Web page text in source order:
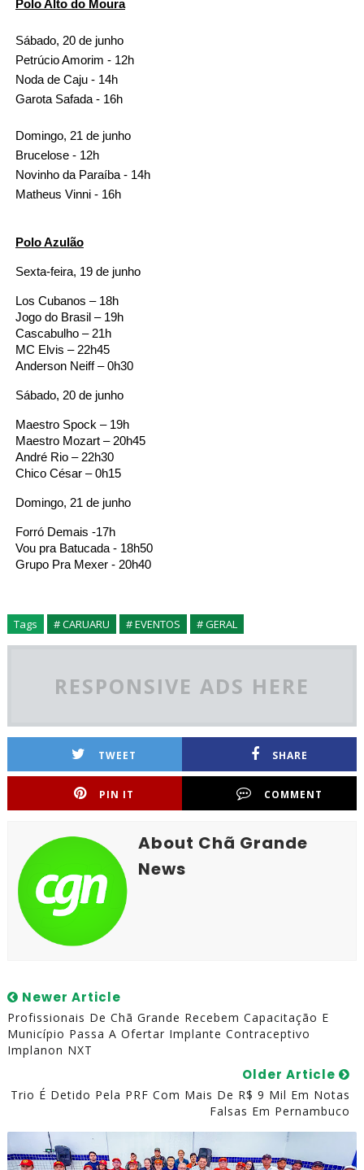
Polo Alto do Moura
Sábado, 20 de junho
Petrúcio Amorim - 12h
Noda de Caju - 14h
Garota Safada - 16h
Domingo, 21 de junho
Brucelose - 12h
Novinho da Paraíba - 14h
Matheus Vinni - 16h
Polo Azulão
Sexta-feira, 19 de junho
Los Cubanos – 18h
Jogo do Brasil – 19h
Cascabulho – 21h
MC Elvis – 22h45
Anderson Neiff – 0h30
Sábado, 20 de junho
Maestro Spock – 19h
Maestro Mozart – 20h45
André Rio – 22h30
Chico César – 0h15
Domingo, 21 de junho
Forró Demais -17h
Vou pra Batucada - 18h50
Grupo Pra Mexer - 20h40
Tags # CARUARU # EVENTOS # GERAL
RESPONSIVE ADS HERE
TWEET SHARE
PIN IT COMMENT
About Chã Grande
News
Newer Article
Profissionais De Chã Grande Recebem Capacitação E
Município Passa A Ofertar Implante Contraceptivo
Implanon NXT
Older Article
Trio É Detido Pela PRF Com Mais De R$ 9 Mil Em Notas
Falsas Em Pernambuco